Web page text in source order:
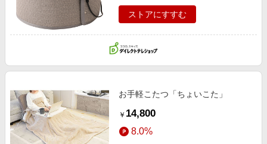
ストアにすすむ
お手軽こたつ「ちょいこた」
￥ 14,800
8.0%